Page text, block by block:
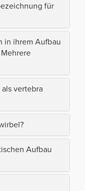
für
in ihrem Aufbau
vertebra
Aufbau